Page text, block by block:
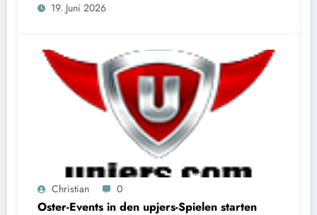
19. Juni 2026
Christian 0
Oster-Events in den upjers-Spielen starten